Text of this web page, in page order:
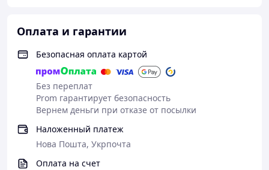
Оплата и гарантии
Безопасная оплата картой
Без переплат
Prom гарантирует безопасность
Вернем деньги при отказе от посылки
Наложенный платеж
Нова Пошта, Укрпочта
Оплата на счет